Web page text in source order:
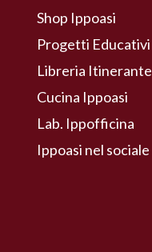
Shop Ippoasi
Progetti Educativi
Libreria Itinerante
Cucina Ippoasi
Lab. Ippofficina
Ippoasi nel sociale